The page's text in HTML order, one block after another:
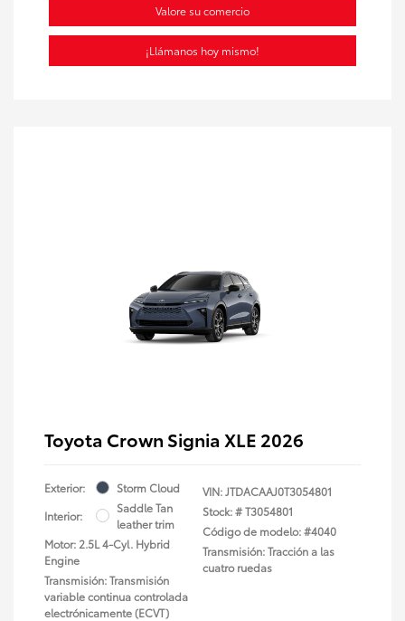
Valore su comercio
¡Llámanos hoy mismo!
Toyota Crown Signia XLE 2026
Exterior:
Storm Cloud
Interior:
Saddle Tan
leather trim
Motor: 2.5L 4-Cyl. Hybrid
Engine
Transmisión: Transmisión
variable continua controlada
electrónicamente (ECVT)
VIN:JTDACAAJ0T3054801
Stock: #T3054801
Código de modelo: #4040
Transmisión: Tracción a las
cuatro ruedas